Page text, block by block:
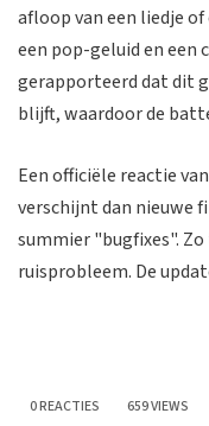
afloop van een liedje
een pop-geluid en een
gerapporteerd dat dit
blijft, waardoor de
Een officiële reactie
verschijnt dan nieuwe
summier "bugfixes".
ruisprobleem. De
0 REACTIES 659 VIEWS